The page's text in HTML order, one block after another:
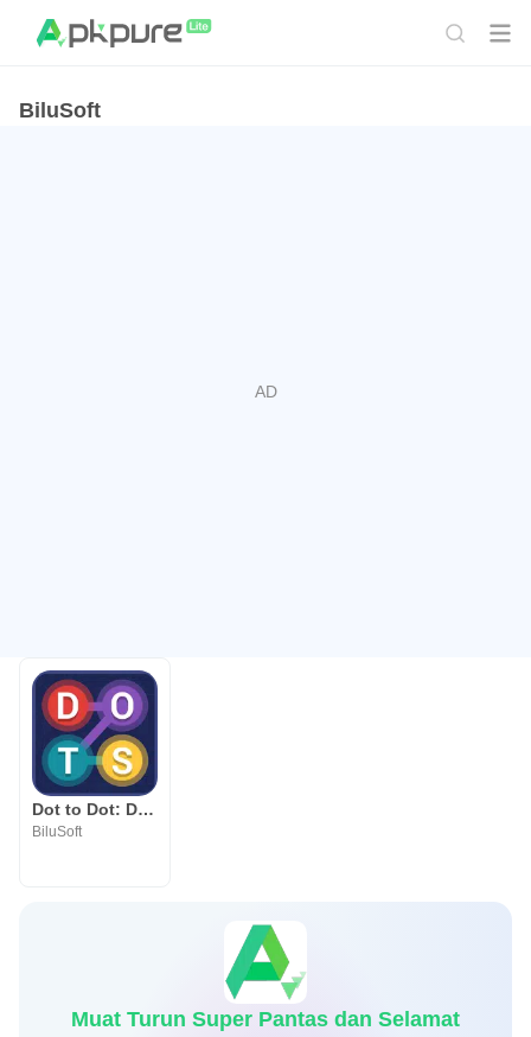
BiluSoft
Dot to Dot: Dots Connect – Dots Link – Dots Match
BiluSoft
Muat Turun Super Pantas dan Selamat